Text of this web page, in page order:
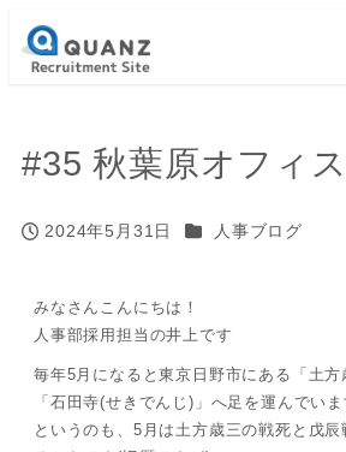
#35 秋葉原オフィ
投稿日
2024年5月31日 カテゴリー
人事ブログ
みなさんこんにちは！
人事部採用担当の井上です
毎年5月になると東京日野市にある「土方
「石田寺(せきでんじ)」へ足を運んでいま
というのも、5月は土方歳三の戦死と戊